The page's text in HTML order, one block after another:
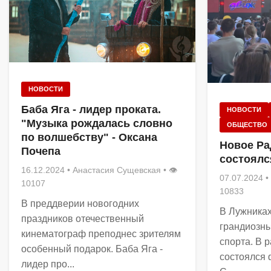
НОВОСТИ
Баба Яга - лидер проката.
"Музыка рождалась словно
по волшебству" - Оксана
Почепа
16.12.2024 • Анастасия Сущевская • 👁
10107
В преддверии новогодних
праздников отечественный
кинематограф преподнес зрителям
особенный подарок. Баба Яга -
лидер про...
НОВОСТИ
ОБЩЕСТВО
Новое
07.07.2024 •
10833
В
спорта. В
состоялся